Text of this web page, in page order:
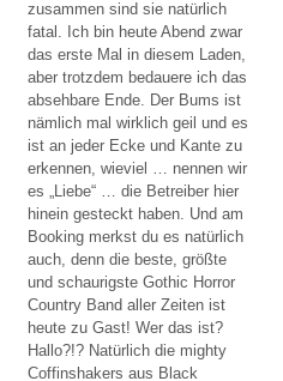
zusammen sind sie natürlich
fatal. Ich bin heute Abend zwar
das erste Mal in diesem Laden,
aber trotzdem bedauere ich das
absehbare Ende. Der Bums ist
nämlich mal wirklich geil und es
ist an jeder Ecke und Kante zu
erkennen, wieviel … nennen wir
es „Liebe“ … die Betreiber hier
hinein gesteckt haben. Und am
Booking merkst du es natürlich
auch, denn die beste, größte
und schaurigste Gothic Horror
Country Band aller Zeiten ist
heute zu Gast! Wer das ist?
Hallo?!? Natürlich die mighty
Coffinshakers aus Black